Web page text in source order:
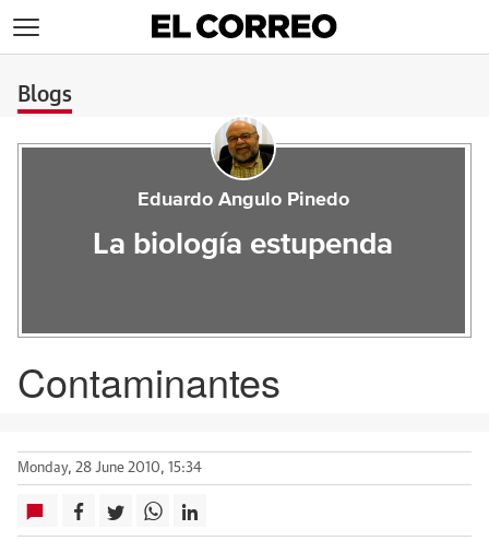
Blogs
Eduardo Angulo Pinedo
La biología estupenda
Contaminantes
Monday, 28 June 2010, 15:34